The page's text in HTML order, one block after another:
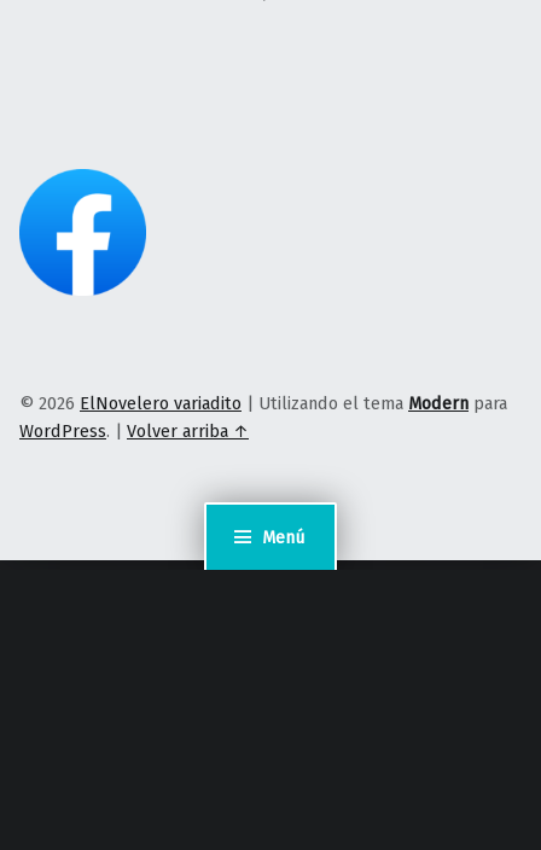
Menú
© 2026 ElNovelero variadito | Utilizando el tema Modern para
WordPress. | Volver arriba ↑